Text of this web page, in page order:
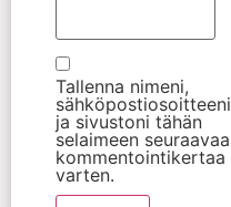
Tallenna nimeni,
sähköpostiosoitteeni
ja sivustoni tähän
selaimeen seuraavaa
kommentointikertaa
varten.